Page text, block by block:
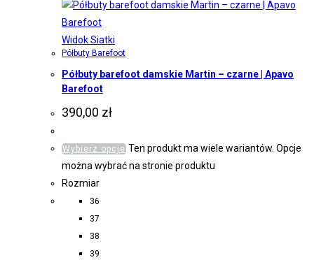
Widok Siatki
Półbuty Barefoot
Półbuty barefoot damskie Martin – czarne | Apavo
Barefoot
390,00 zł
Wybierz opcje Ten produkt ma wiele wariantów. Opcje
można wybrać na stronie produktu
Rozmiar
36
37
38
39